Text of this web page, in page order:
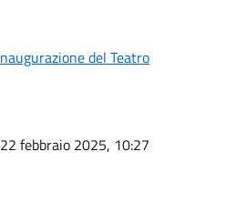
del Teatro
febbraio 2025, 10:27